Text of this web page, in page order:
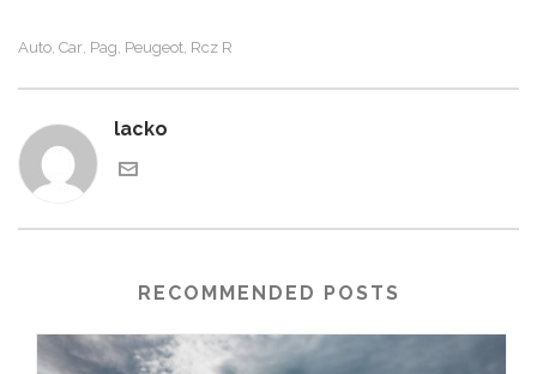
Auto, Car, Pag, Peugeot, Rcz R
lacko
RECOMMENDED POSTS